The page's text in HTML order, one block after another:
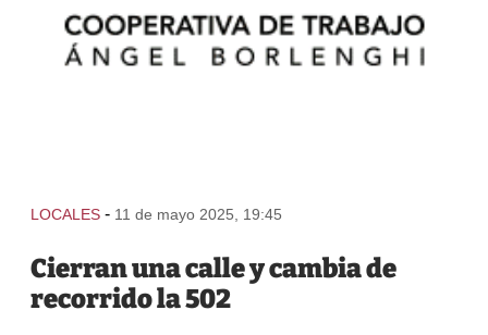
LOCALES - 11 de mayo 2025, 19:45
Cierran una calle y cambia de
recorrido la 502